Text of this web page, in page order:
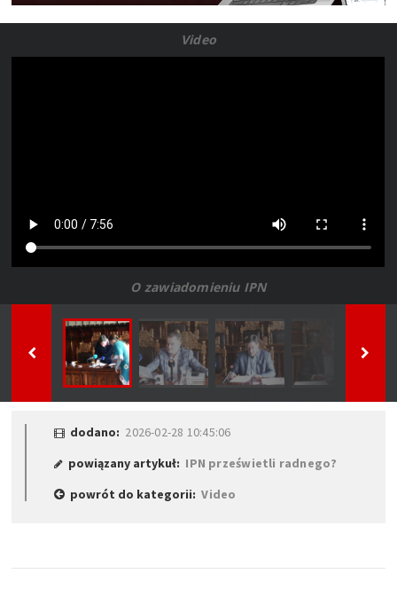
Video
O zawiadomieniu IPN
dodano: 2026-02-28 10:45:06
powiązany artykuł: IPN prześwietli radnego?
powrót do kategorii:Video